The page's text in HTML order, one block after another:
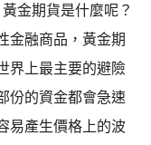
金期貨是什麼呢？
金融商品，黃金期
界上最主要的避險
份的資金都會急速
易產生價格上的波